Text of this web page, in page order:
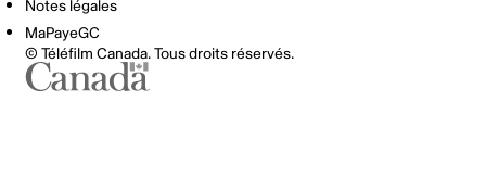
Notes légales
MaPayeGC
© Téléfilm Canada. Tous droits réservés.